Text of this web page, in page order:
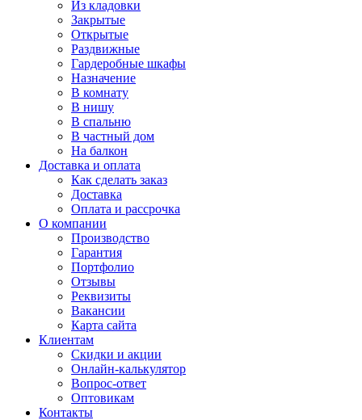
Из кладовки
Закрытые
Открытые
Раздвижные
Гардеробные шкафы
Назначение
В комнату
В нишу
В спальню
В частный дом
На балкон
Доставка и оплата
Как сделать заказ
Доставка
Оплата и рассрочка
О компании
Производство
Гарантия
Портфолио
Отзывы
Реквизиты
Вакансии
Карта сайта
Клиентам
Скидки и акции
Онлайн-калькулятор
Вопрос-ответ
Оптовикам
Контакты